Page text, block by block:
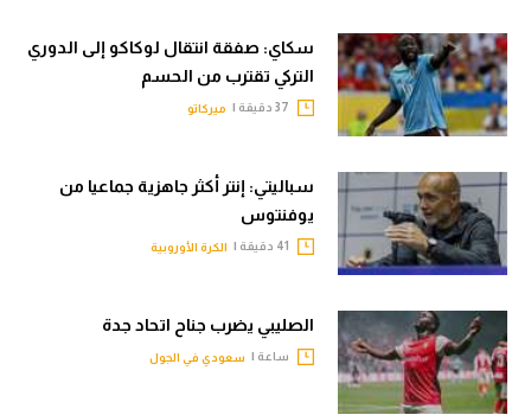
سكاي: صفقة انتقال لوكاكو إلى الدوري
التركي تقترب من الحسم
ميركاتو
سباليتي: إنتر أكثر جاهزية جماعيا من
يوفنتوس
الكرة الأوروبية
الصليبي يضرب جناح اتحاد جدة
ساعة | سعودي في الجول